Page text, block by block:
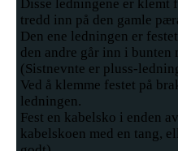
Disse ledningene er klemt
tredd inn på den gamle
Den ene ledningen er
den andre går inn i bunten
(Sistnevnte er pluss-
Ved å klemme festet på
ledningen.
Fest en kabelsko i enden
kabelskoen med en tang,